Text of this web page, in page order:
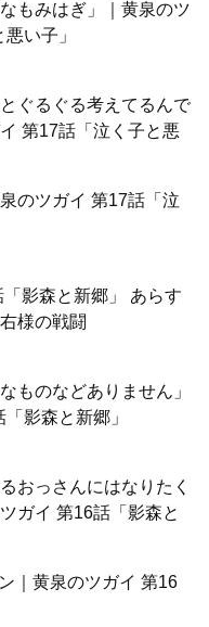
もみはぎ」｜黄泉のツ
い子」
ぐるぐる考えてるんで
第17話「泣く子と悪
のツガイ 第17話「泣
影森と新郷」 あらす
様の戦闘
ものなどありません」
影森と新郷」
おっさんにはなりたく
ガイ 第16話「影森と
｜黄泉のツガイ 第16